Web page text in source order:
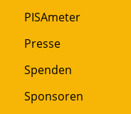
PISAmeter
Presse
Spenden
Sponsoren